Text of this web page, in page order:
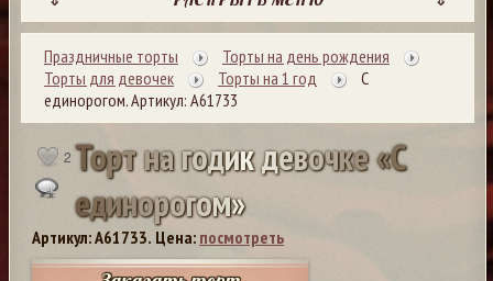
Праздничные торты
Торты на день рождения
Торты для девочек
Торты на 1 год
С
единорогом. Артикул: А61733
2 Тортнагодикдевочке«С
единорогом»
Артикул: A61733. Цена: посмотреть